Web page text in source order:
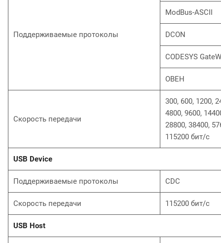
Поддерживаемые протоколы
ModBus-ASCII
DCON
CODESYS
ОВЕН
Скорость передачи
300, 600, 1200,
4800, 9600,
28800, 38400,
115200 бит/с
USB Device
Поддерживаемые протоколы CDC
Скорость передачи 115200 бит/с
USB Host